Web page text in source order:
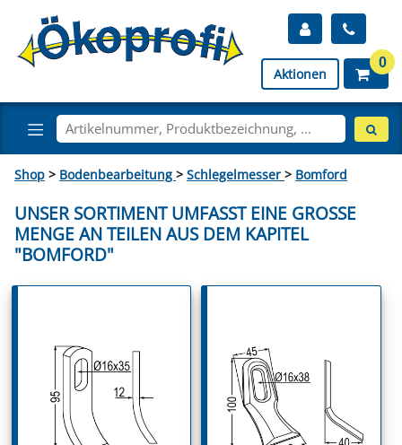
Aktionen
0
Shop > Bodenbearbeitung > Schlegelmesser > Bomford
UNSER SORTIMENT UMFASST EINE GROSSE M
ENGE AN TEILEN AUS DEM KAPITEL "
BOMFORD"